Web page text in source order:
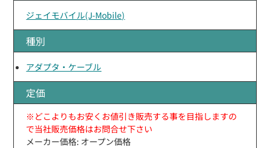
ジェイモバイル(J-Mobile)
種別
アダプタ・ケーブル
定価
※どこよりもお安くお値引き販売する事を目指しますの
で当社販売価格はお問合せ下さい
メーカー価格: オープン価格